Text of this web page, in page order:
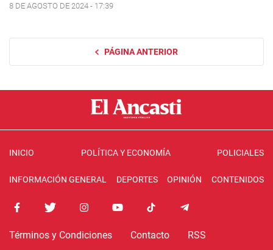
8 DE AGOSTO DE 2024 - 17:39
PÁGINA ANTERIOR
INICIO POLÍTICA Y ECONOMÍA POLICIALES
INFORMACIÓN GENERAL DEPORTES OPINIÓN CONTENIDOS
Términos y Condiciones Contacto RSS